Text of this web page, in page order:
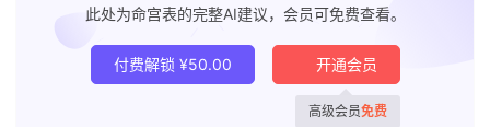
此处为命宫表的完整AI建议，会员可免费查看。
付费解锁 ¥50.00 开通会员
高级会员免费